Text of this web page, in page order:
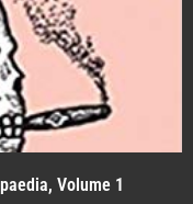
Volume 1